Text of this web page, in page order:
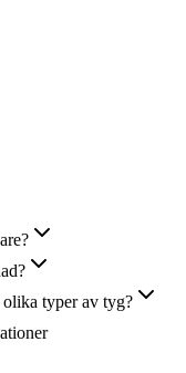
typer av tyg?